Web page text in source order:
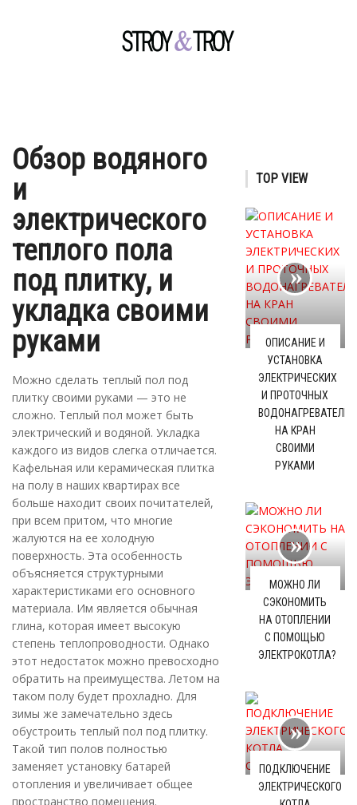
Обзор водяного
и
электрического
теплого пола
под плитку, и
укладка своими
руками
Можно сделать теплый пол под
плитку своими руками — это не
сложно. Теплый пол может быть
электрический и водяной. Укладка
каждого из видов слегка отличается.
Кафельная или керамическая плитка
на полу в наших квартирах все
больше находит своих почитателей,
при всем притом, что многие
жалуются на ее холодную
поверхность. Эта особенность
объясняется структурными
характеристиками его основного
материала. Им является обычная
глина, которая имеет высокую
степень теплопроводности. Однако
этот недостаток можно превосходно
обратить на преимущества. Летом на
таком полу будет прохладно. Для
зимы же замечательно здесь
обустроить теплый пол под плитку.
Такой тип полов полностью
заменяет установку батарей
отопления и увеличивает общее
пространство помещения.
TOP VIEW
ОПИСАНИЕ И
УСТАНОВКА
ЭЛЕКТРИЧЕСКИХ
И ПРОТОЧНЫХ
ВОДОНАГРЕВАТЕЛЕЙ
НА КРАН
СВОИМИ
РУКАМИ
МОЖНО ЛИ
СЭКОНОМИТЬ
НА ОТОПЛЕНИИ
С ПОМОЩЬЮ
ЭЛЕКТРОКОТЛА?
ПОДКЛЮЧЕНИЕ
ЭЛЕКТРИЧЕСКОГО